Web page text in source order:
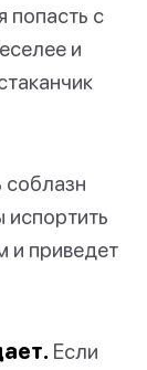
попасть с
и
соблазн
испортить
и приведет
Если